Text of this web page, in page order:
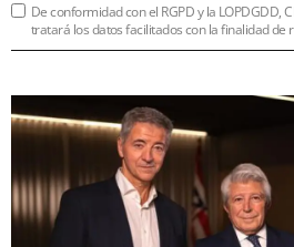
De conformidad con el RGPD y la LOPDGDD,
tratará los datos facilitados con la finalidad de